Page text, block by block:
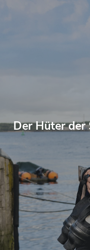
Der Hüter der